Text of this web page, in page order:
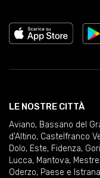
LE NOSTRE CITTÀ
Aviano, Bassano del
d'Altino, Castelfranco
Dolo, Este, Fidenza,
Lucca, Mantova, Mestre
Oderzo, Paese e Istrana